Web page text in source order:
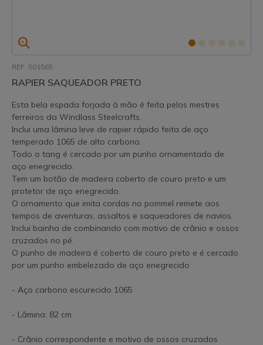
REF: 501565
RAPIER SAQUEADOR PRETO
Esta bela espada forjada à mão é feita pelos mestres
ferreiros da Windlass Steelcrafts.
Inclui uma lâmina leve de rapier rápido feita de aço
temperado 1065 de alto carbono.
Todo o tang é cercado por um punho ornamentado de
aço enegrecido.
Tem um botão de madeira coberto de couro preto e um
protetor de aço enegrecido.
O ornamento que imita cordas no pommel remete aos
tempos de aventuras, assaltos e saqueadores de navios.
Inclui bainha de combinando com motivo de crânio e ossos
cruzados no pé.
O punho de madeira é coberto de couro preto e é cercado
por um punho embelezado de aço enegrecido
- Aço carbono escurecido 1065
- Lâmina: 82 cm
- Crânio correspondente e motivo de ossos cruzados